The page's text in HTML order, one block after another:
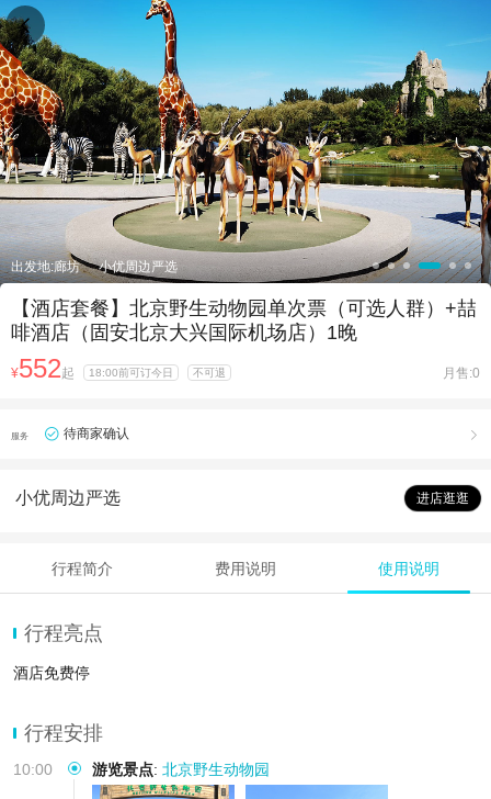
出发地:廊坊 小优周边严选
【酒店套餐】北京野生动物园单次票（可选人群）+喆
啡酒店（固安北京大兴国际机场店）1晚
¥552起 18:00前可订今日 不可退 月售:0
服务 待商家确认 
小优周边严选 进店逛逛
行程简介 费用说明 使用说明
行程亮点
酒店免费停
行程安排
10:00 游览景点: 北京野生动物园
